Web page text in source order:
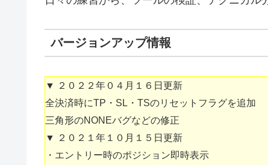
バージョンアップ情報
▼ ２０２２年０４月１６日更新
全決済時にTP・SL・TSのリセットフラグを追加
三角形のNONEバグなどの修正
▼ ２０２１年１０月１５日更新
・エントリー時のポジション即時表示